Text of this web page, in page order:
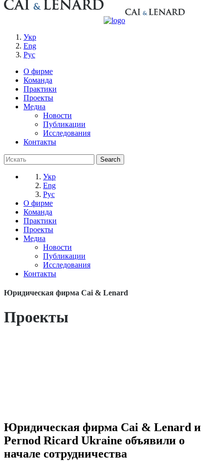
Укр
Eng
Рус
О фирме
Команда
Практики
Проекты
Медиа
Новости
Публикации
Исследования
Контакты
Укр
Eng
Рус
О фирме
Команда
Практики
Проекты
Медиа
Новости
Публикации
Исследования
Контакты
Юридическая фирма Cai & Lenard
Проекты
Юридическая фирма Cai & Lenard и
Pernod Ricard Ukraine объявили о
начале сотрудничества